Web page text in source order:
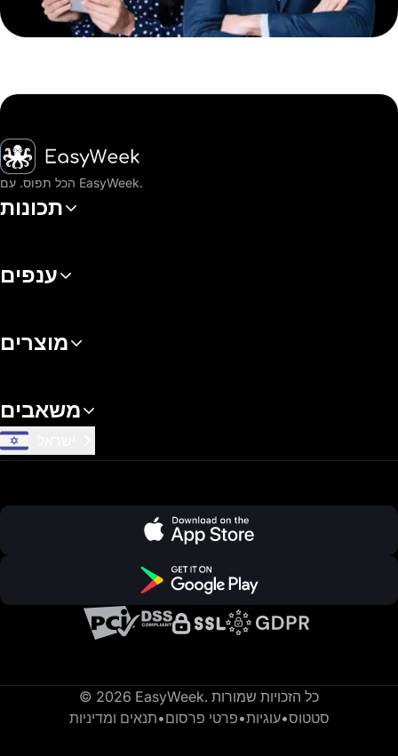
דף הבית
הכל תפוס. עם EasyWeek.
תכונות
ענפים
מוצרים
משאבים
© 2026 EasyWeek. כל הזכויות שמורות
תנאים ומדיניות•פרטי פרסום•עוגיות•סטטוס